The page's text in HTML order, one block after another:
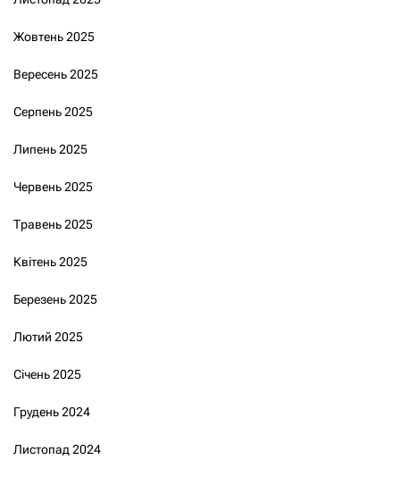
Жовтень 2025
Вересень 2025
Серпень 2025
Липень 2025
Червень 2025
Травень 2025
Квітень 2025
Березень 2025
Лютий 2025
Січень 2025
Грудень 2024
Листопад 2024